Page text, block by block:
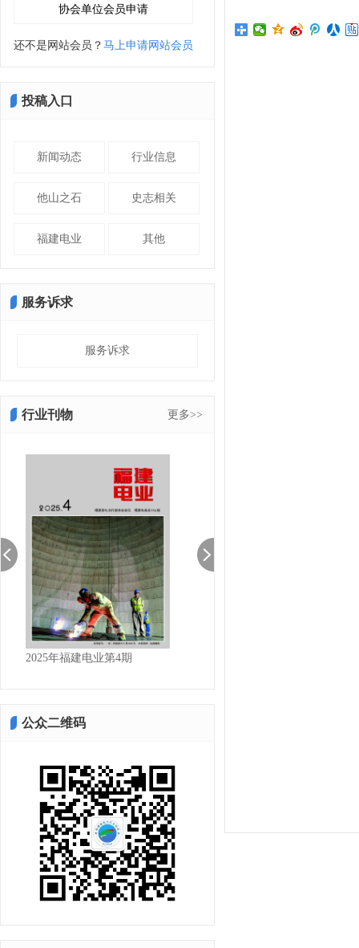
还不是网站会员？ 马上申请网站会员
投稿入口
新闻动态 行业信息
他山之石 史志相关
福建电业 其他
服务诉求
服务诉求
更多>>
行业刊物
2025福建电业第3期
公众二维码